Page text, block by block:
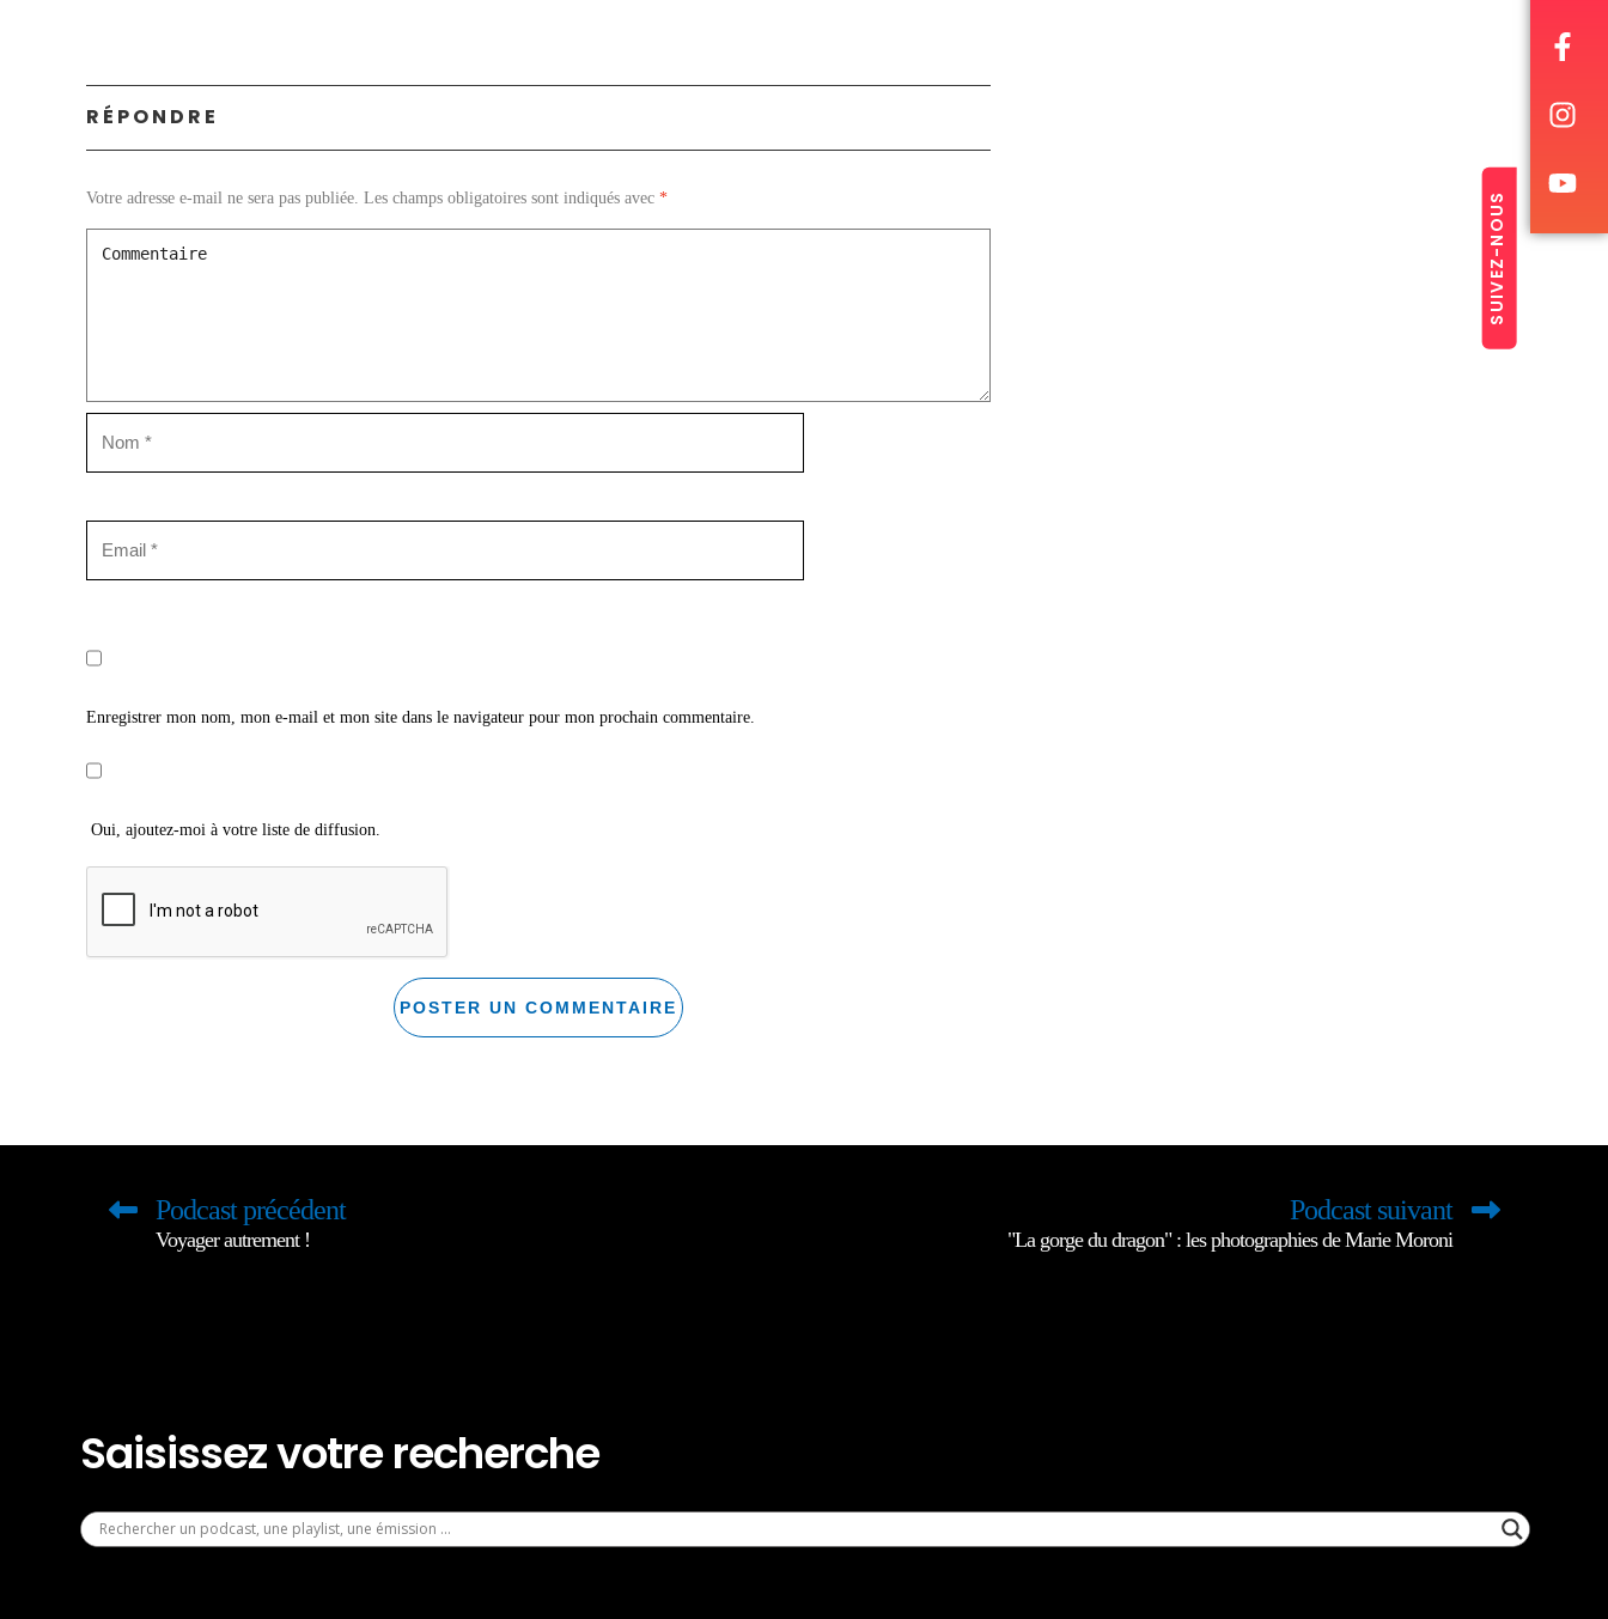
SUIVEZ-NOUS
RÉPONDRE
Votre adresse e-mail ne sera pas publiée. Les champs obligatoires sont indiqués avec *
Enregistrer mon nom, mon e-mail et mon site dans le navigateur pour mon prochain commentaire.
Oui, ajoutez-moi à votre liste de diffusion.
Podcast précédent
Voyager autrement !
Podcast suivant
"La gorge du dragon" : les photographies de Marie Moroni
Saisissez votre recherche